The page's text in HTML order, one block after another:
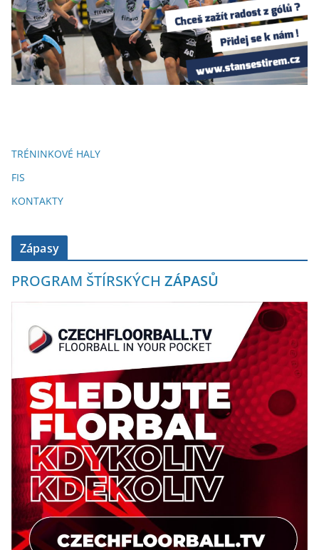
TRÉNINKOVÉ HALY
FIS
KONTAKTY
Zápasy
PROGRAM ŠTÍRSKÝCH ZÁPASŮ